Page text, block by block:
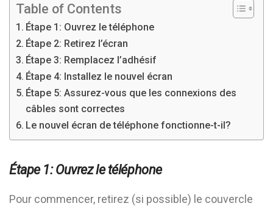
Table of Contents
Étape 1: Ouvrez le téléphone
Étape 2: Retirez l’écran
Étape 3: Remplacez l’adhésif
Étape 4: Installez le nouvel écran
Étape 5: Assurez-vous que les connexions des
câbles sont correctes
Le nouvel écran de téléphone fonctionne-t-il?
Étape 1: Ouvrez le téléphone
Pour commencer, retirez (si possible) le couvercle